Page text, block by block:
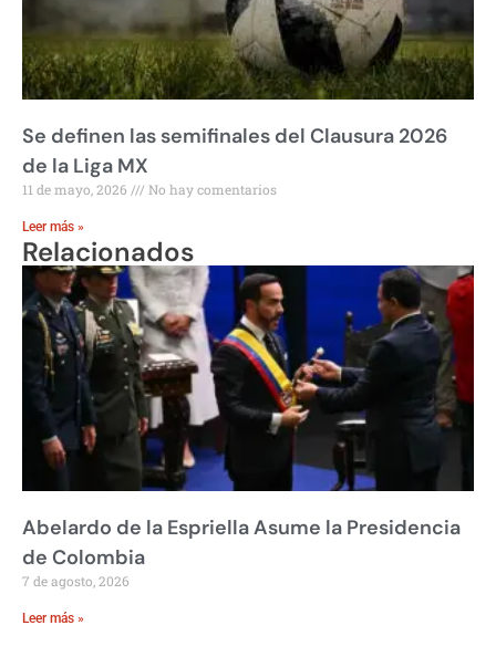
Se definen las semifinales del Clausura 2026
de la Liga MX
11 de mayo, 2026 No hay comentarios
Leer más »
Relacionados
Abelardo de la Espriella Asume la Presidencia
de Colombia
7 de agosto, 2026
Leer más »